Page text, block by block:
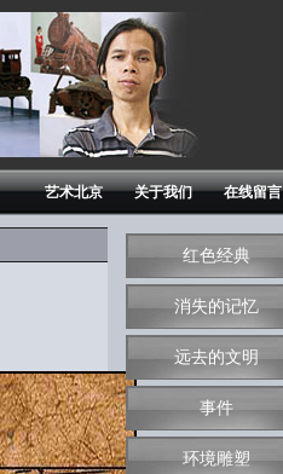
艺术北京 关于我们 在线留言
红色经典
消失的记忆
远去的文明
事件
环境雕塑